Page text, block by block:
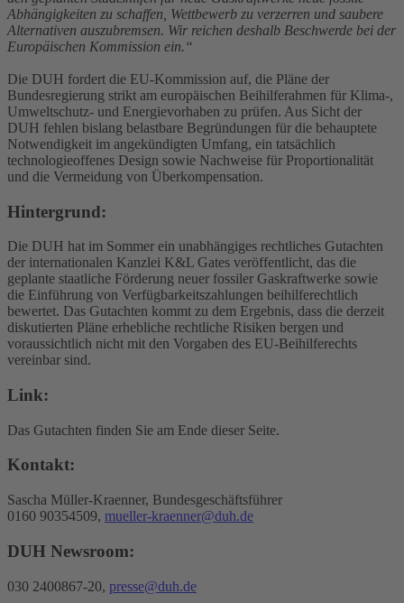
Abhängigkeiten zu schaffen, Wettbewerb zu verzerren und saubere
Alternativen auszubremsen. Wir reichen deshalb Beschwerde bei der
Europäischen Kommission ein.“
Die DUH fordert die EU-Kommission auf, die Pläne der
Bundesregierung strikt am europäischen Beihilferahmen für Klima-,
Umweltschutz- und Energievorhaben zu prüfen. Aus Sicht der
DUH fehlen bislang belastbare Begründungen für die behauptete
Notwendigkeit im angekündigten Umfang, ein tatsächlich
technologieoffenes Design sowie Nachweise für Proportionalität
und die Vermeidung von Überkompensation.
Hintergrund:
Die DUH hat im Sommer ein unabhängiges rechtliches Gutachten
der internationalen Kanzlei K&L Gates veröffentlicht, das die
geplante staatliche Förderung neuer fossiler Gaskraftwerke sowie
die Einführung von Verfügbarkeitszahlungen beihilferechtlich
bewertet. Das Gutachten kommt zu dem Ergebnis, dass die derzeit
diskutierten Pläne erhebliche rechtliche Risiken bergen und
voraussichtlich nicht mit den Vorgaben des EU-Beihilferechts
vereinbar sind.
Link:
Das Gutachten finden Sie am Ende dieser Seite.
Kontakt:
Sascha Müller-Kraenner, Bundesgeschäftsführer
0160 90354509, mueller-kraenner@duh.de
DUH Newsroom:
030 2400867-20, presse@duh.de